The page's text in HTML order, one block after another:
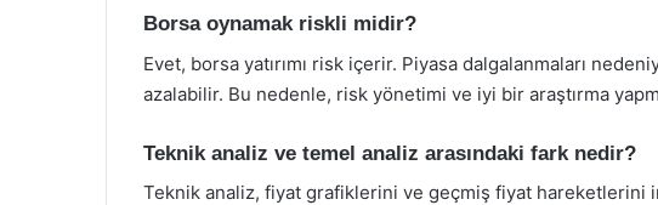
Borsa oynamak riskli midir?
Evet, borsa yatırımı risk içerir. Piyasa dalgalanmaları
azalabilir. Bu nedenle, risk yönetimi ve iyi bir araştırma
Teknik analiz ve temel analiz arasındaki fark nedir?
Teknik analiz, fiyat grafiklerini ve geçmiş fiyat